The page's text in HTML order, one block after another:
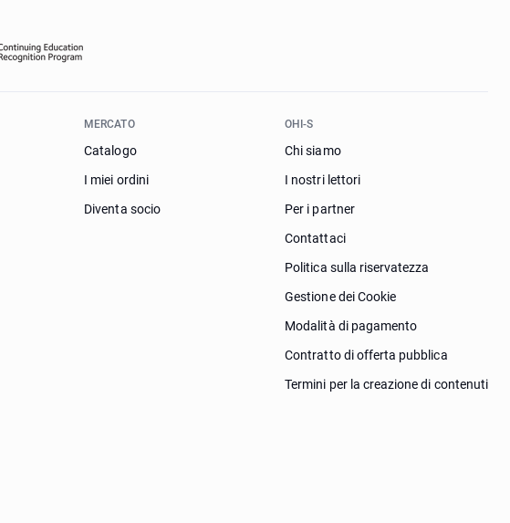
MERCATO
Catalogo
I miei ordini
Diventa socio
OHI-S
Chi siamo
I nostri lettori
Per i partner
Contattaci
Politica sulla riservatezza
Gestione dei Cookie
Modalità di pagamento
Contratto di offerta pubblica
Termini per la creazione di contenuti